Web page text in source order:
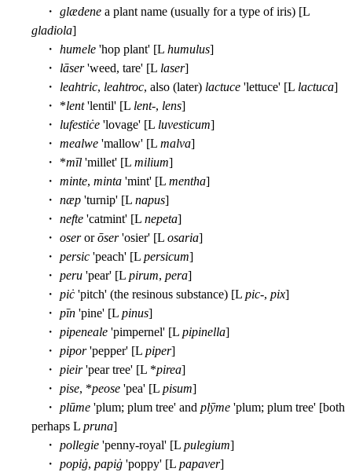
・ glædene a plant name (usually for a type of iris) [L
gladiola]
・ humele 'hop plant' [L humulus]
・ lāser'weed, tare' [L laser]
・ leahtric, leahtroc, also (later) lactuce 'lettuce' [L lactuca]
・ *lent'lentil' [L lent-, lens]
・ lufestiċe 'lovage' [L luvesticum]
・ mealwe 'mallow' [L malva]
・ *mīl 'millet' [L milium]
・ minte, minta 'mint' [L mentha]
・ næp 'turnip' [L napus]
・ nefte 'catmint' [L nepeta]
・ oserorōser'osier' [L osaria]
・ persic 'peach' [L persicum]
・ peru 'pear' [L pirum, pera]
・ piċ 'pitch' (the resinous substance) [L pic-, pix]
・ pīn 'pine' [L pinus]
・ pipeneale 'pimpernel' [L pipinella]
・ pipor'pepper' [L piper]
・ pieir'pear tree' [L *pirea]
・ pise, *peose 'pea' [L pisum]
・ plūme 'plum; plum tree' and plȳme 'plum; plum tree' [both
perhaps L pruna]
・ pollegie 'penny-royal' [L pulegium]
・ popiġ, papiġ 'poppy' [L papaver]